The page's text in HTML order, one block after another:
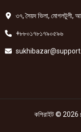
৩৭, সৈয়দ ভিলা, মোগলটুলী,
+৮৮০১৭৮১৭৯০৫৯৬
কপিরাইট © 2026